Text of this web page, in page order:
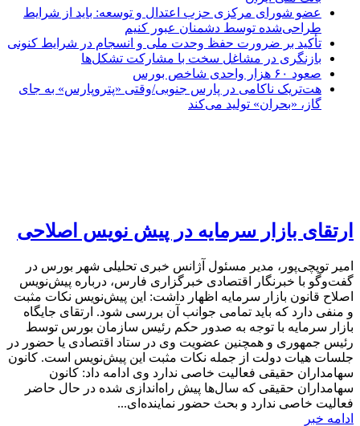
عضو شورای مرکزی حزب اعتدال و توسعه: باید از شرایط
طراحی‌شده توسط دشمنان عبور کنیم
تأکید بر ضرورت حفظ وحدت ملی و انسجام در شرایط کنونی
بازنگری در مشاغل سخت با مشارکت تشکل‌ها
صعود ۶۰ هزار واحدی شاخص بورس
هت‌تریک ناکامی در پارس جنوبی/وقتی «پتروپارس» به جای
گاز، «بحران» تولید می‌کند
ارتقای بازار سرمایه در پیش نویس اصلاحی
امیر توپچی‌پور، مدیر مسئول آژانس خبری تحلیلی شهر بورس در
گفت‌وگو با خبرنگار اقتصادی خبرگزاری فارس، درباره پیش‌نویس
اصلاح قانون بازار سرمایه اظهار داشت: این پیش‌نویس نکات مثبت
و منفی دارد که باید تمامی جوانب آن بررسی شود. ارتقای جایگاه
بازار سرمایه با توجه به صدور حکم رئیس سازمان بورس توسط
رئیس جمهوری و همچنین عضویت وی در ستاد اقتصادی یا حضور در
جلسات هیات دولت از جمله نکات مثبت این پیش‌نویس است. کانون
سهامداران حقیقی فعالیت خاصی ندارد وی ادامه داد: کانون
سهامداران حقیقی که سال‌ها پیش راه‌اندازی شده در حال حاضر
فعالیت خاصی ندارد و بحث حضور نماینده‌ای...
ادامه خبر